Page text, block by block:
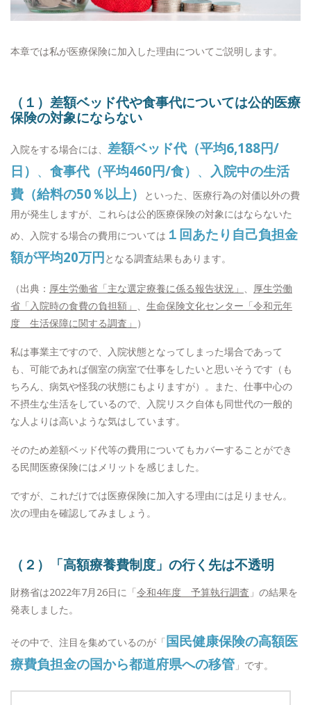
本章では私が医療保険に加入した理由についてご説明します。
（１）差額ベッド代や食事代については公的医療
保険の対象にならない
入院をする場合には、 差額ベッド代（平均6,188円/
日） 、 食事代（平均460円/食） 、 入院中の生活
費（給料の50％以上）
といった、医療行為の対価以外の費
用が発生しますが、これらは公的医療保険の対象にはならないた
め、入院する場合の費用については １回あたり自己負担金
額が平均20万円となる調査結果もあります。
（出典： 厚生労働省「主な選定療養に係る報告状況」 、 厚生労働
省「入院時の食費の負担額」 、 生命保険文化センター「令和元年
度 生活保障に関する調査」 ）
私は事業主ですので、入院状態となってしまった場合であって
も、可能であれば個室の病室で仕事をしたいと思いそうです（も
ちろん、病気や怪我の状態にもよりますが）。また、仕事中心の
不摂生な生活をしているので、入院リスク自体も同世代の一般的
な人よりは高いような気はしています。
そのため差額ベッド代等の費用についてもカバーすることができ
る民間医療保険にはメリットを感じました。
ですが、これだけでは医療保険に加入する理由には足りません。
次の理由を確認してみましょう。
（２）「高額療養費制度」の行く先は不透明
財務省は2022年7月26日に「令和4年度 予算執行調査 」の結果を
発表しました。
その中で、注目を集めているのが「国民健康保険の高額医
療費負担金の国から都道府県への移管 」です。